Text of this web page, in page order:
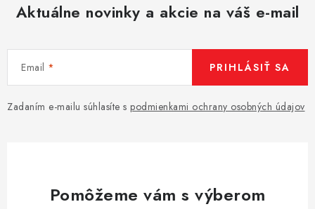
Aktuálne novinky a akcie na váš e-mail
Email
Zadaním e-mailu súhlasíte s podmienkami ochrany osobných údajov
PRIHLÁSIŤ SA
Pomôžeme vám s výberom